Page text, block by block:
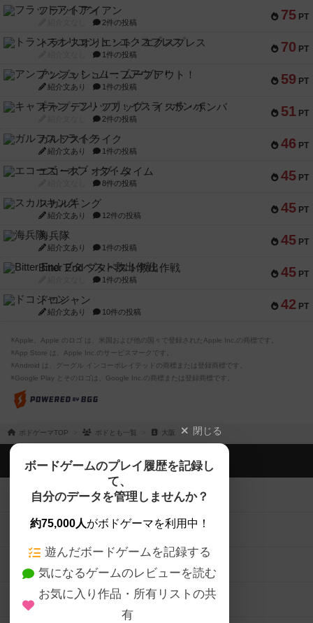
75 PT
フラットアイアン
2件の投稿
70 PT
トランスオリエント・エクスプレス
1件の投稿
59 PT
アンブッシュ！：ムーブアウト！
紹介文あり 1件の投稿
51 PT
キャプテン・フリップ：イスラ・ボンバ
2件の投稿
46 PT
ガルフストライク
紹介文あり 1件の投稿
45 PT
エコーズ・オブ・タイム
8件の投稿
45 PT
スカルキング
紹介文あり 12件の投稿
45 PT
海兵隊
紹介文あり 1件の投稿
45 PT
Bitter End ブタペスト救出作戦
1件の投稿
42 PT
ドコジャン
紹介文あり 10件の投稿
※Apple、Apple のロゴ は、米国および他の国々で登録されたApple Inc.の商標です。
※App Store は、Apple Inc.のサービスマークです。
※Android は、グーグル インコーポレイテッドの商標または登録商標です。
※Google Play とそのロゴは、Google Inc.の商標または登録商標です。
ボドゲーマTOP ボドとも一覧 大阪 閉じる
ボードゲームのプレイ履歴を記録し
て、
自分のデータを管理しませんか？
約75,000人がボドゲーマを利用中！
遊んだボードゲームを記録する
気になるゲームのレビューを読む
お気に入り作品・所有リストの共
有
ボドゲーマTOP
ボードゲームを検索する
ボードゲームの新着レビュー
ボードゲーム会情報
メカニクス特集